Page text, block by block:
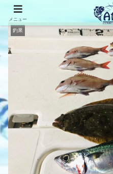
釣果
メニュー